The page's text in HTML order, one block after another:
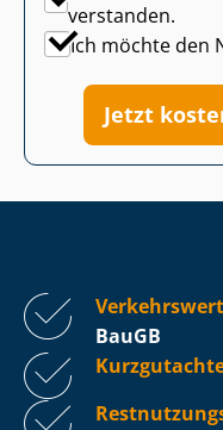
verstanden.
Ich möchte den
Jetzt
BauGB